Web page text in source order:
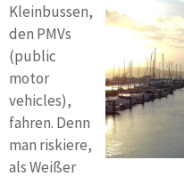
Kleinbussen,
den PMVs
(public
motor
vehicles),
fahren. Denn
man riskiere,
als Weißer